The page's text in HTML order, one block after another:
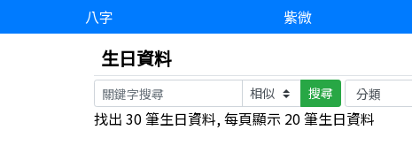
八字 紫微
生日資料
搜尋
找出 30 筆生日資料, 每頁顯示 20 筆生日資料